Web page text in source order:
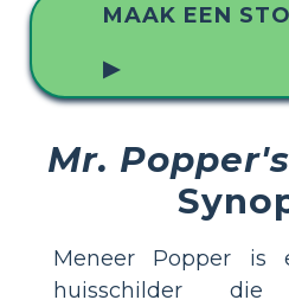
MAAK EEN
▶
Mr.
Meneer Popper is
huisschilder